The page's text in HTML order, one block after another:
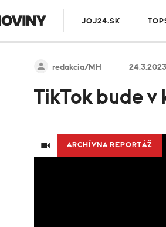
JOJ24.SK
redakcia/MH 24.3.2023
TikTok bude
ARCHÍVNA REPORTÁŽ